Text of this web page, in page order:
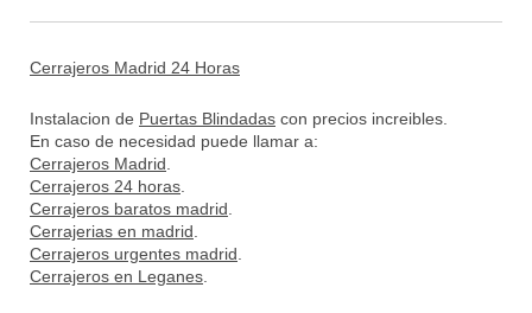
Cerrajeros Madrid 24 Horas
Instalacion de Puertas Blindadas con precios increibles.
En caso de necesidad puede llamar a:
Cerrajeros Madrid
Cerrajeros 24 horas
Cerrajeros baratos madrid
Cerrajerias en madrid
Cerrajeros urgentes madrid
Cerrajeros en Leganes